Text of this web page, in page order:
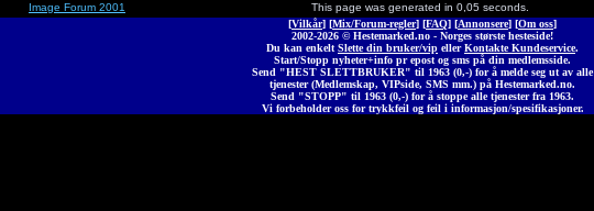
Image Forum 2001 This page was generated in 0,05 seconds.
[Vilkår] [Mix/Forum-regler] [FAQ] [Annonsere] [Om oss]
2002-2026 © Hestemarked.no - Norges største hesteside!
Du kan enkelt Slette din bruker/vip ellerKontakte Kundeservice.
Start/Stopp nyheter+info pr epost og sms på din medlemsside.
Send "HEST SLETTBRUKER" til 1963 (0,-) for å melde seg ut av alle
tjenester (Medlemskap, VIPside, SMS mm.) på Hestemarked.no.
Send "STOPP" til 1963 (0,-) for å stoppe alle tjenester fra 1963.
Vi forbeholder oss for trykkfeil og feil i informasjon/spesifikasjoner.